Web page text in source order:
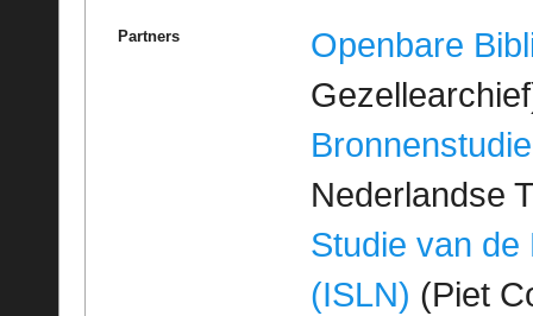
Partners
Openbare
Bronnenstudie
Nederlandse
Studie van de
(ISLN) (Piet